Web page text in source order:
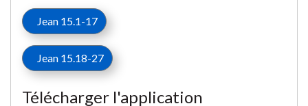
Jean 15.1-17
Jean 15.18-27
Télécharger l'application